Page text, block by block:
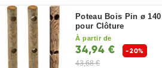
Poteau Bois Pin ø
pour Clôture
À partir de
34,94 €
-20%
43,68 €